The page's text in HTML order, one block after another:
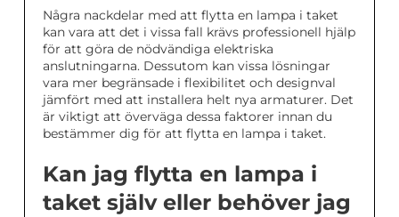
Några nackdelar med att flytta en lampa i taket
kan vara att det i vissa fall krävs professionell hjälp
för att göra de nödvändiga elektriska
anslutningarna. Dessutom kan vissa lösningar
vara mer begränsade i flexibilitet och designval
jämfört med att installera helt nya armaturer. Det
är viktigt att överväga dessa faktorer innan du
bestämmer dig för att flytta en lampa i taket.
Kan jag flytta en lampa i
taket själv eller behöver jag